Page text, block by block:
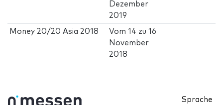
Dezember
2019
Money 20/20 Asia 2018 Vom14 zu16
November
2018
Sprache